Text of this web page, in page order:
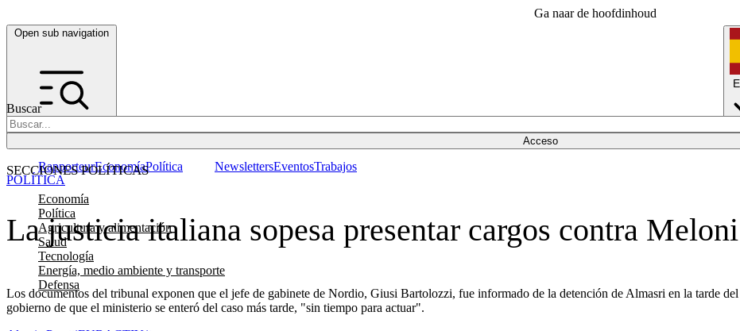
Ga naar de hoofdinhoud
Open sub navigation
Buscar
Acceso
SECCIONES POLÍTICAS
Economía
Política
Agricultura y alimentación
Salud
Tecnología
Energía, medio ambiente y transporte
Defensa
RapporteurEconomíaPolítica NewslettersEventosTrabajos
La justicia italiana sopesa presentar cargos contra
Los documentos del tribunal exponen que el jefe de gabinete de Nordio, Giusi Bartolozzi, fue informado de la detención de Almasri en la tarde
gobierno de que el ministerio se enteró del caso más tarde, "sin tiempo para actuar".
POLÍTICA